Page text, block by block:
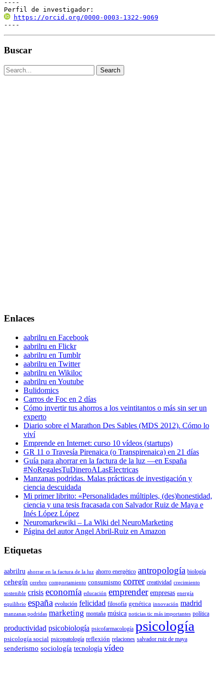
----
Perfil de investigador:
https://orcid.org/0000-0003-1322-9069
----
Buscar
Enlaces
aabrilru en Facebook
aabrilru en Flickr
aabrilru en Tumblr
aabrilru en Twitter
aabrilru en Wikiloc
aabrilru en Youtube
Bulidomics
Carros de Foc en 2 días
Cómo invertir tus ahorros a los veintitantos o más sin ser un
experto
Diario sobre el Marathon Des Sables (MDS 2012). Cómo lo
viví
Emprende en Internet: curso 10 vídeos (startups)
GR 11 o Travesía Pirenaica (o Transpirenaica) en 21 días
Guía para ahorrar en la factura de la luz —en España
#NoRegalesTuDineroALasElectricas
Manzanas podridas. Malas prácticas de investigación y
ciencia descuidada
Mi primer librito: «Personalidades múltiples, (des)honestidad,
ciencia y una tesis fracasada con Salvador Ruiz de Maya e
Inés López López
Neuromarkewiki – La Wiki del NeuroMarketing
Página del autor Angel Abril-Ruiz en Amazon
Etiquetas
aabrilru ahorrar en la factura de la luz ahorro energético antropología biología
cehegín cerebro comportamiento consumismo correr creatividad crecimiento
sostenible crisis economía educación emprender empresas energía
equilibrio españa evolución felicidad filosofía genética innovación madrid
manzanas podridas marketing montaña música noticias tic más importantes política
productividad psicobiología psicofarmacología psicología
psicología social psicopatología reflexión relaciones salvador ruiz de maya
senderismo sociología tecnología vídeo